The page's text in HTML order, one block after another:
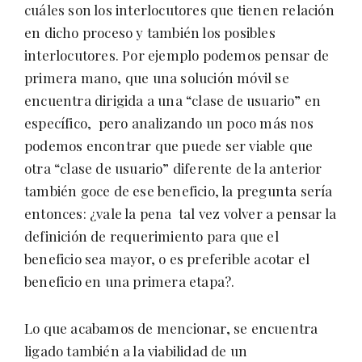
cuáles son los interlocutores que tienen relación
en dicho proceso y también los posibles
interlocutores. Por ejemplo podemos pensar de
primera mano, que una solución móvil se
encuentra dirigida a una “clase de usuario” en
específico, pero analizando un poco más nos
podemos encontrar que puede ser viable que
otra “clase de usuario” diferente de la anterior
también goce de ese beneficio, la pregunta sería
entonces: ¿vale la pena tal vez volver a pensar la
definición de requerimiento para que el
beneficio sea mayor, o es preferible acotar el
beneficio en una primera etapa?.
Lo que acabamos de mencionar, se encuentra
ligado también a la viabilidad de un